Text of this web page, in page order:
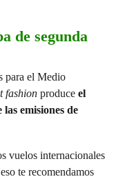
de segunda
para el Medio
fashion produce el
emisiones de
vuelos internacionales
te recomendamos